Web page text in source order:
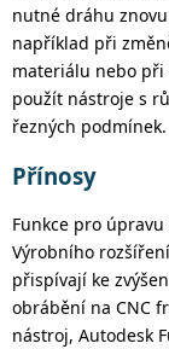
nutné dráhu znovu
například při
materiálu nebo při
použít nástroje s
řezných podmínek.
Přínosy
Funkce pro
Výrobního
přispívají ke
obrábění na CNC
nástroj, Autodesk